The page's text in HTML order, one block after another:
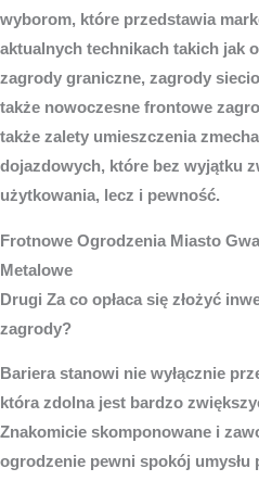
wyborom, które przedstawia
aktualnych technikach takich jak
zagrody graniczne, zagrody
także nowoczesne frontowe
także zalety umieszczenia
dojazdowych, które bez wyjątku
użytkowania, lecz i pewność.
Frotnowe Ogrodzenia Miasto
Metalowe
Drugi Za co opłaca się złożyć
zagrody?
Bariera stanowi nie wyłącznie
która zdolna jest bardzo
Znakomicie skomponowane i
ogrodzenie pewni spokój umysłu